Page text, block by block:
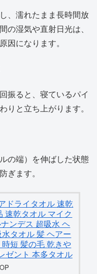
、濡れたまま長時間放
の湿気や直射日光は、
因になります。
振ると、寝ているパイ
りと立ち上がります。
の端）を伸ばした状態
ぎます。
ドライタオル 速乾
速乾タオル マイク
ンデス 超吸水 ヘ
タオル 髪 ヘアー
短 髪の毛 乾きや
ゼント 本多タオル